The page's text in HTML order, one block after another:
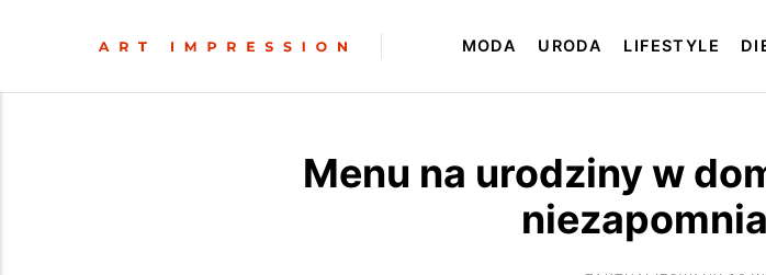
MODA URODA LIFESTYLE
Menu na urodziny w